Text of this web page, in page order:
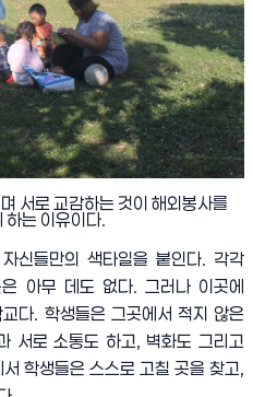
서로 교감하는 것이 해외봉사를
하는 이유이다.
신들만의 색타일을 붙인다. 각각
아무 데도 없다. 그러나 이곳에
다. 학생들은 그곳에서 적지 않은
서로 소통도 하고, 벽화도 그리고
학생들은 스스로 고칠 곳을 찾고,